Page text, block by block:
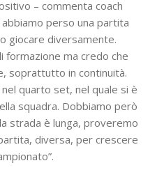
– commenta coach
perso una partita
giocare diversamente.
formazione ma credo che
soprattutto in continuità.
quarto set, nel quale si è
squadra. Dobbiamo però
strada è lunga, proveremo
diversa, per crescere